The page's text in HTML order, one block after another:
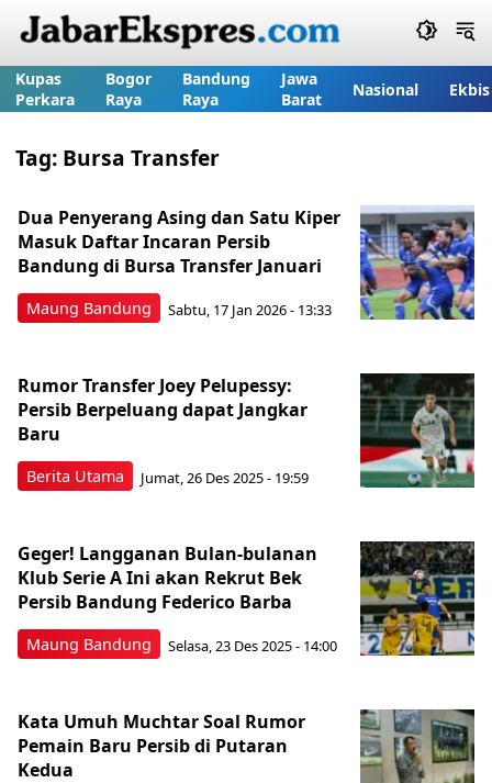
Kupas
Perkara
Bogor
Raya
Bandung
Raya
Jawa
Barat
Nasional Ekbis
Tag: Bursa Transfer
Maung Bandung
Dua Penyerang Asing dan Satu Kiper
Masuk Daftar Incaran Persib
Bandung di Bursa Transfer Januari
Sabtu, 17 Jan 2026 - 13:33
Berita Utama
Rumor Transfer Joey Pelupessy:
Persib Berpeluang dapat Jangkar
Baru
Jumat, 26 Des 2025 - 19:59
Maung Bandung
Geger! Langganan Bulan-bulanan
Klub Serie A Ini akan Rekrut Bek
Persib Bandung Federico Barba
Selasa, 23 Des 2025 - 14:00
Kata Umuh Muchtar Soal Rumor
Pemain Baru Persib di Putaran
Kedua